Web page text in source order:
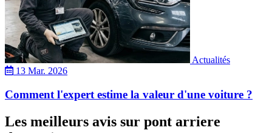
Actualités
13 Mar. 2026
Comment l'expert estime la valeur d'une voiture ?
Les meilleurs avis sur pont arriere